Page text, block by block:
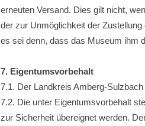
erneuten Versand. Dies gilt nicht,
der zur Unmöglichkeit der
es sei denn, dass das Museum ihm
7. Eigentumsvorbehalt
7.1. Der Landkreis Amberg-
7.2. Die unter Eigentumsvorbehalt
zur Sicherheit übereignet werden.